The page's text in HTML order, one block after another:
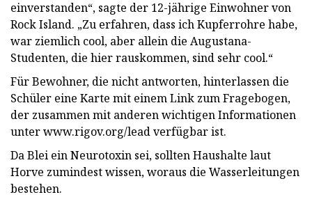
einverstanden“, sagte der 12-jährige Einwohner von
Rock Island. „Zu erfahren, dass ich Kupferrohre habe,
war ziemlich cool, aber allein die Augustana-
Studenten, die hier rauskommen, sind sehr cool.“
Für Bewohner, die nicht antworten, hinterlassen die
Schüler eine Karte mit einem Link zum Fragebogen,
der zusammen mit anderen wichtigen Informationen
unter www.rigov.org/lead verfügbar ist.
Da Blei ein Neurotoxin sei, sollten Haushalte laut
Horve zumindest wissen, woraus die Wasserleitungen
bestehen.